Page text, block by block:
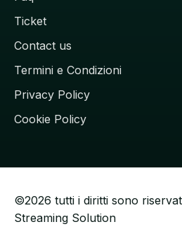
Ticket
Contact us
Termini e Condizioni
Privacy Policy
Cookie Policy
©2026 tutti i diritti sono
Streaming Solution